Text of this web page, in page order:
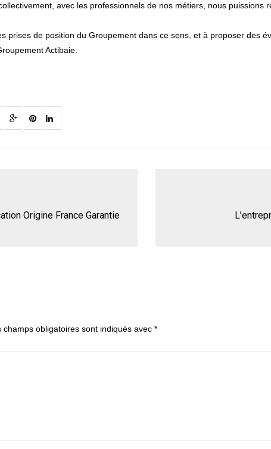
avec les professionnels de nos métiers, nous puissions
prises de position du Groupement dans ce sens, et à proposer des
Actibaie.
Origine France Garantie
champs obligatoires sont indiqués avec *